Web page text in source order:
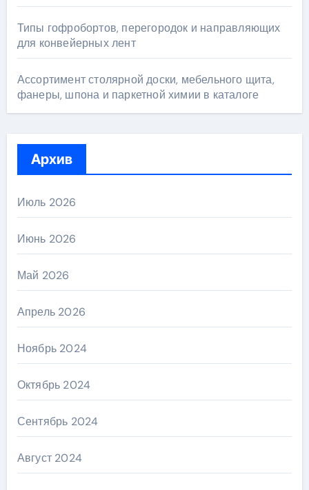
Типы гофробортов, перегородок и направляющих
для конвейерных лент
Ассортимент столярной доски, мебельного щита,
фанеры, шпона и паркетной химии в каталоге
Архив
Июль 2026
Июнь 2026
Май 2026
Апрель 2026
Ноябрь 2024
Октябрь 2024
Сентябрь 2024
Август 2024